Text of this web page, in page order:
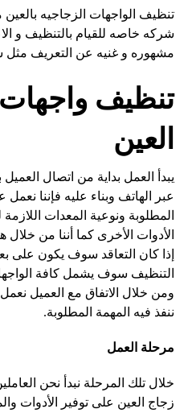
تنظيف الواجهات الزجاجيه
شركه خاصه للقيام بالتنظيف و
مشهوره و غنيه عن التعريف مثل
تنظيف
العين
يبدأ العمل بداية من اتصال
عبر الهاتف وبناء عليه فإننا نعمل
المطلوبة ونوعية المعدات
الأدوات الأخرى كما أننا من خلال
إذا كان التعاقد سوف يكون على
التنظيف سوف يشمل كافة
ومن خلال الاتفاق مع العميل
ننفذ فيه المهمة المطلوبة.
مرحلة العمل
خلال تلك المرحلة نبدأ نحن
زجاج العين على توفير الأدوات